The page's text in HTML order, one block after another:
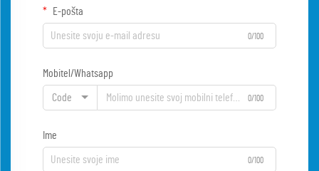
E-pošta
0/100
Mobitel/Whatsapp
Code 0/100
Ime
0/100